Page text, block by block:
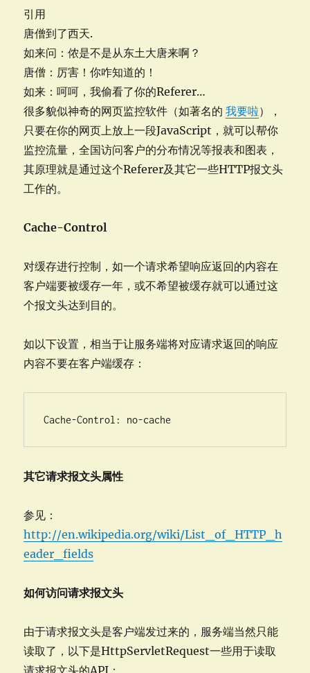
引用
唐僧到了西天.
如来问：侬是不是从东土大唐来啊？
唐僧：厉害！你咋知道的！
如来：呵呵，我偷看了你的Referer…
很多貌似神奇的网页监控软件（如著名的我要啦），
只要在你的网页上放上一段JavaScript，就可以帮你
监控流量，全国访问客户的分布情况等报表和图表，
其原理就是通过这个Referer及其它一些HTTP报文头
工作的。
Cache-Control
对缓存进行控制，如一个请求希望响应返回的内容在
客户端要被缓存一年，或不希望被缓存就可以通过这
个报文头达到目的。
如以下设置，相当于让服务端将对应请求返回的响应
内容不要在客户端缓存：
Cache-Control: no-cache
其它请求报文头属性
参见：
http://en.wikipedia.org/wiki/List_of_HTTP_h
eader_fields
如何访问请求报文头
由于请求报文头是客户端发过来的，服务端当然只能
读取了，以下是HttpServletRequest一些用于读取
请求报文头的API：